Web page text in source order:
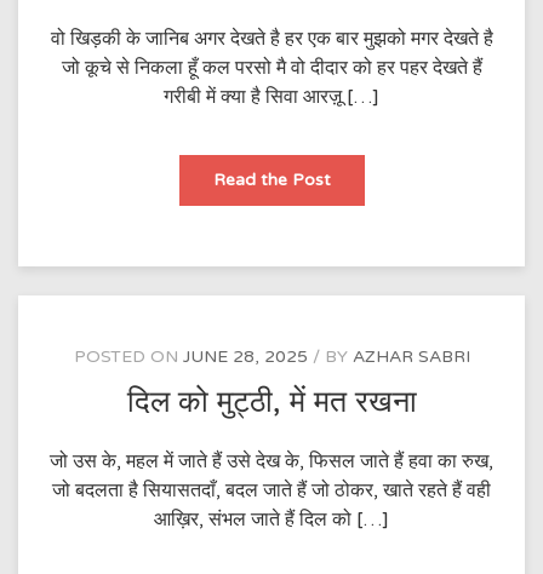
वो खिड़की के जानिब अगर देखते है हर एक बार मुझको मगर देखते है
जो कूचे से निकला हूँ कल परसो मै वो दीदार को हर पहर देखते हैं
गरीबी में क्या है सिवा आरज़ू […]
Read the Postवो
के
देखते
POSTED ON JUNE 28, 2025 BY AZHAR SABRI
दिल को मुट्ठी, में मत रखना
जो उस के, महल में जाते हैं उसे देख के, फिसल जाते हैं हवा का रुख,
जो बदलता है सियासतदाँ, बदल जाते हैं जो ठोकर, खाते रहते हैं वही
आख़िर, संभल जाते हैं दिल को […]